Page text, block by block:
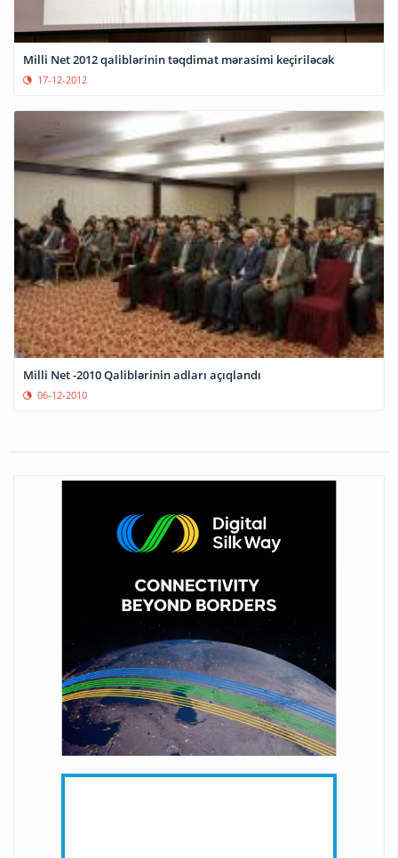
Milli Net 2012 qaliblərinin təqdimat mərasimi keçiriləcək
17-12-2012
Milli Net -2010 Qaliblərinin adları açıqlandı
06-12-2010